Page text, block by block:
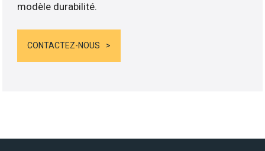
modèle durabilité.
CONTACTEZ-NOUS